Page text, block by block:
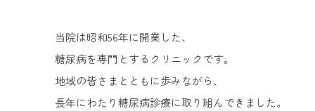
当院は昭和56年に開業した、
糖尿病を専門とするクリニックです。
地域の皆さまとともに歩みながら、
長年にわたり糖尿病診療に取り組んできました。